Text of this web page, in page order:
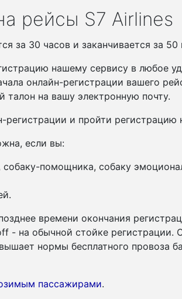
рейсы S7 Airlines
за 30 часов и заканчивается за
нашему сервису в любое
онлайн-регистрации вашего
на вашу электронную почту.
и пройти регистрацию
если вы:
помощника, собаку
времени окончания
- на обычной стойке регистрации.
нормы бесплатного провоза
пассажирами.